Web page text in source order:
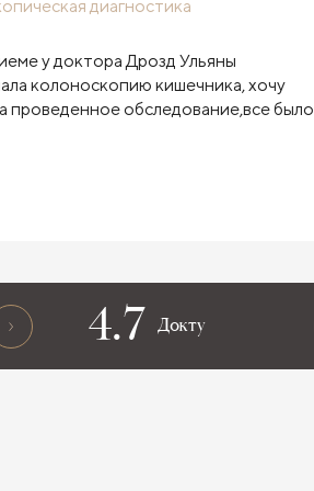
диагностика
у доктора Дрозд Ульяны
колоноскопию кишечника, хочу
проведенное обследование,все было
))
4.7 Докту